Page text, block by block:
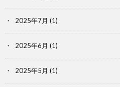
2025年7月 (1)
2025年6月 (1)
2025年5月 (1)